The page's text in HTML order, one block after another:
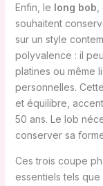
Enfin, le long bob
souhaitent
sur un style
polyvalence : il
platines ou même
personnelles.
et équilibre,
50 ans. Le lob
conserver sa
Ces trois coupe
essentiels tels